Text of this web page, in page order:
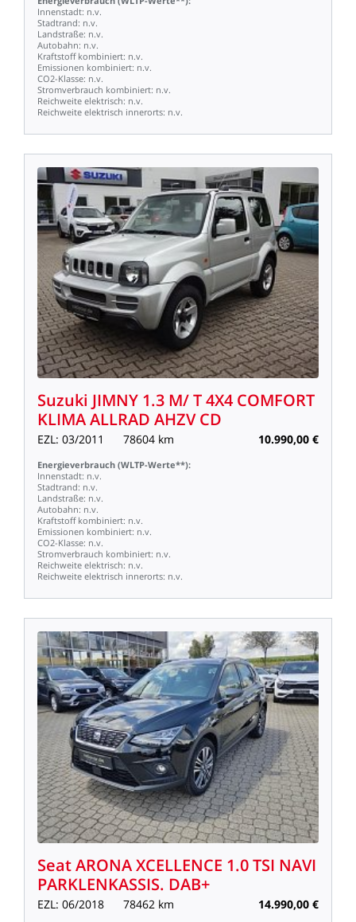
Innenstadt: n.v.
Stadtrand: n.v.
Landstraße: n.v.
Autobahn: n.v.
Kraftstoff kombiniert: n.v.
Emissionen kombiniert: n.v.
CO2-Klasse: n.v.
Stromverbrauch kombiniert: n.v.
Reichweite elektrisch: n.v.
Reichweite elektrisch innerorts: n.v.
Suzuki JIMNY 1.3 M/T4X4 COMFORT
KLIMAALLRAD AHZV CD
EZL: 03/2011 78604 km 10.990,00 €
Energieverbrauch (WLTP-Werte**):
Innenstadt: n.v.
Stadtrand: n.v.
Landstraße: n.v.
Autobahn: n.v.
Kraftstoff kombiniert: n.v.
Emissionen kombiniert: n.v.
CO2-Klasse: n.v.
Stromverbrauch kombiniert: n.v.
Reichweite elektrisch: n.v.
Reichweite elektrisch innerorts: n.v.
SeatARONAXCELLENCE 1.0TSI NAVI
PARKLENKASSIS. DAB+
EZL: 06/2018 78462 km 14.990,00 €